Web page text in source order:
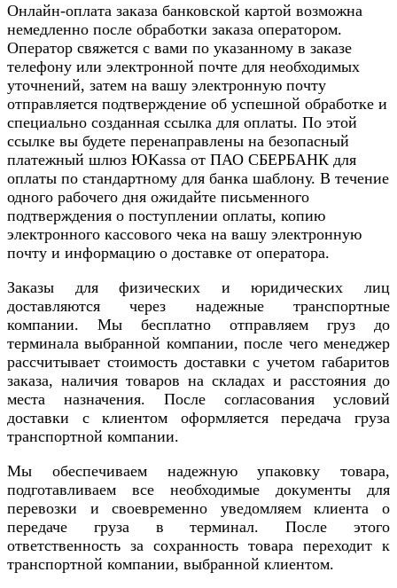
Онлайн-оплата заказа банковской картой возможна
немедленно после обработки заказа оператором.
Оператор свяжется с вами по указанному в заказе
телефону или электронной почте для необходимых
уточнений, затем на вашу электронную почту
отправляется подтверждение об успешной обработке и
специально созданная ссылка для оплаты. По этой
ссылке вы будете перенаправлены на безопасный
платежный шлюз ЮKassa от ПАО СБЕРБАНК для
оплаты по стандартному для банка шаблону. В течение
одного рабочего дня ожидайте письменного
подтверждения о поступлении оплаты, копию
электронного кассового чека на вашу электронную
почту и информацию о доставке от оператора.
Заказы для физических и юридических лиц
доставляются через надежные транспортные
компании. Мы бесплатно отправляем груз до
терминала выбранной компании, после чего менеджер
рассчитывает стоимость доставки с учетом габаритов
заказа, наличия товаров на складах и расстояния до
места назначения. После согласования условий
доставки с клиентом оформляется передача груза
транспортной компании.
Мы обеспечиваем надежную упаковку товара,
подготавливаем все необходимые документы для
перевозки и своевременно уведомляем клиента о
передаче груза в терминал. После этого
ответственность за сохранность товара переходит к
транспортной компании, выбранной клиентом.